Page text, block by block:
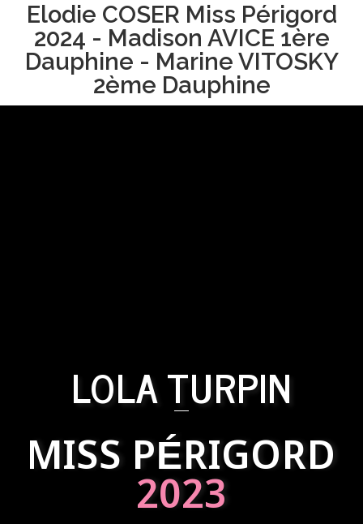
Elodie COSER Miss Périgord
2024 - Madison AVICE 1ère
Dauphine - Marine VITOSKY
2ème Dauphine
LOLA TURPIN
MISS PÉRIGORD
2023